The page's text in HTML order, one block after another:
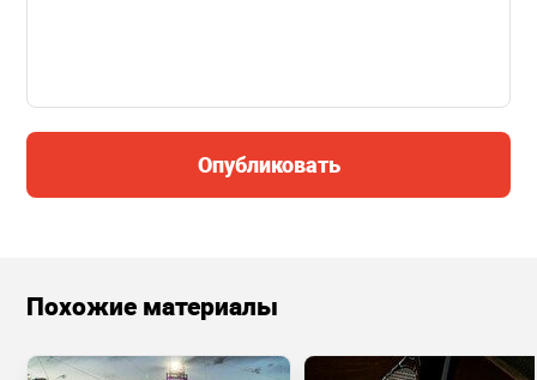
Опубликовать
Похожие материалы